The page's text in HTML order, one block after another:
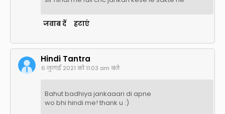
जवाब दें हटाएं
Hindi Tantra
6 जुलाई 2021 को 11:03 am बजे
Bahut badhiya jankaaari di apne
wo bhi hindi me! thank u :)